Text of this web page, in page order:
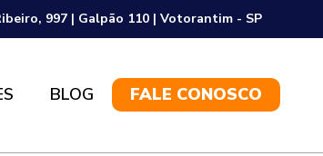
997 | Galpão 110 | Votorantim - SP
BLOG FALE CONOSCO